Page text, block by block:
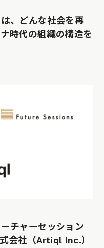
は、どんな社会を再
時代の組織の構造を
チャーセッション
会社（Artiql Inc.）